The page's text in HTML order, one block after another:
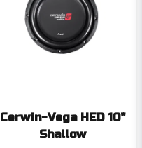
Cerwin-Vega HED 10"
Shallow